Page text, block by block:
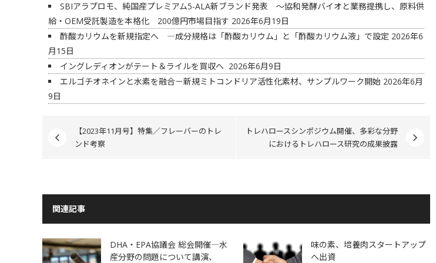
SBIアラプロモ、純国産プレミアム5-ALA新ブランド発表 ～協和発酵バイオと業務提携し、原料供
給・OEM受託製造を本格化 200億円市場目指す 2026年6月19日
酢酸カリウムを新規指定へ ―成分規格は「酢酸カリウム」と「酢酸カリウム液」で設定 2026年6
月15日
イングレディオンがテート＆ライルを買収へ 2026年6月9日
エルゴチオネインと水素を融合－新規ミトコンドリア活性化素材、サンプルワーク開始 2026年6月
9日
【2023年11月号】特集／フレーバーのトレ
ンド考察
トレハロースシンポジウム開催、多彩な分野
におけるトレハロース研究の成果披露
関連記事
DHA・EPA協議会 総会開催―水
産分野の問題について講演、
味の素、培養肉スタートアップ
へ出資